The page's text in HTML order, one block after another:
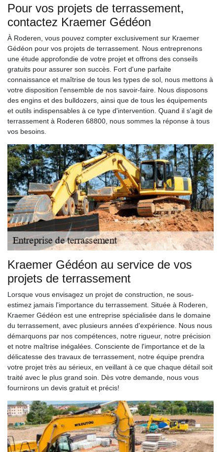
Pour vos projets de terrassement,
contactez Kraemer Gédéon
À Roderen, vous pouvez compter exclusivement sur Kraemer
Gédéon pour vos projets de terrassement. Nous entreprenons
une étude approfondie de votre projet et offrons des conseils
gratuits pour assurer son succès. Fort d'une parfaite
connaissance et maîtrise de tous les types de sol, nous mettons à
votre disposition l'ensemble de nos savoir-faire. Nous disposons
des engins et des bulldozers, ainsi que de tous les équipements
et outils indispensables à ce type d'intervention. Quand il s'agit de
terrassement à Roderen 68800, nous sommes la réponse à tous
vos besoins.
Kraemer Gédéon au service de vos
projets de terrassement
Lorsque vous envisagez un projet de construction, ne sous-
estimez jamais l'importance du terrassement. Située à Roderen,
Kraemer Gédéon est une entreprise spécialisée dans le domaine
du terrassement, avec plusieurs années d'expérience. Nous nous
démarquons par nos compétences, notre rigueur, notre précision
et notre maîtrise inégalées. Consciente de l'importance et de la
délicatesse des travaux de terrassement, notre équipe prendra
votre projet très au sérieux, en veillant à ce que chaque détail soit
traité avec le plus grand soin. Dès votre demande, nous vous
fournirons un devis gratuit et précis!